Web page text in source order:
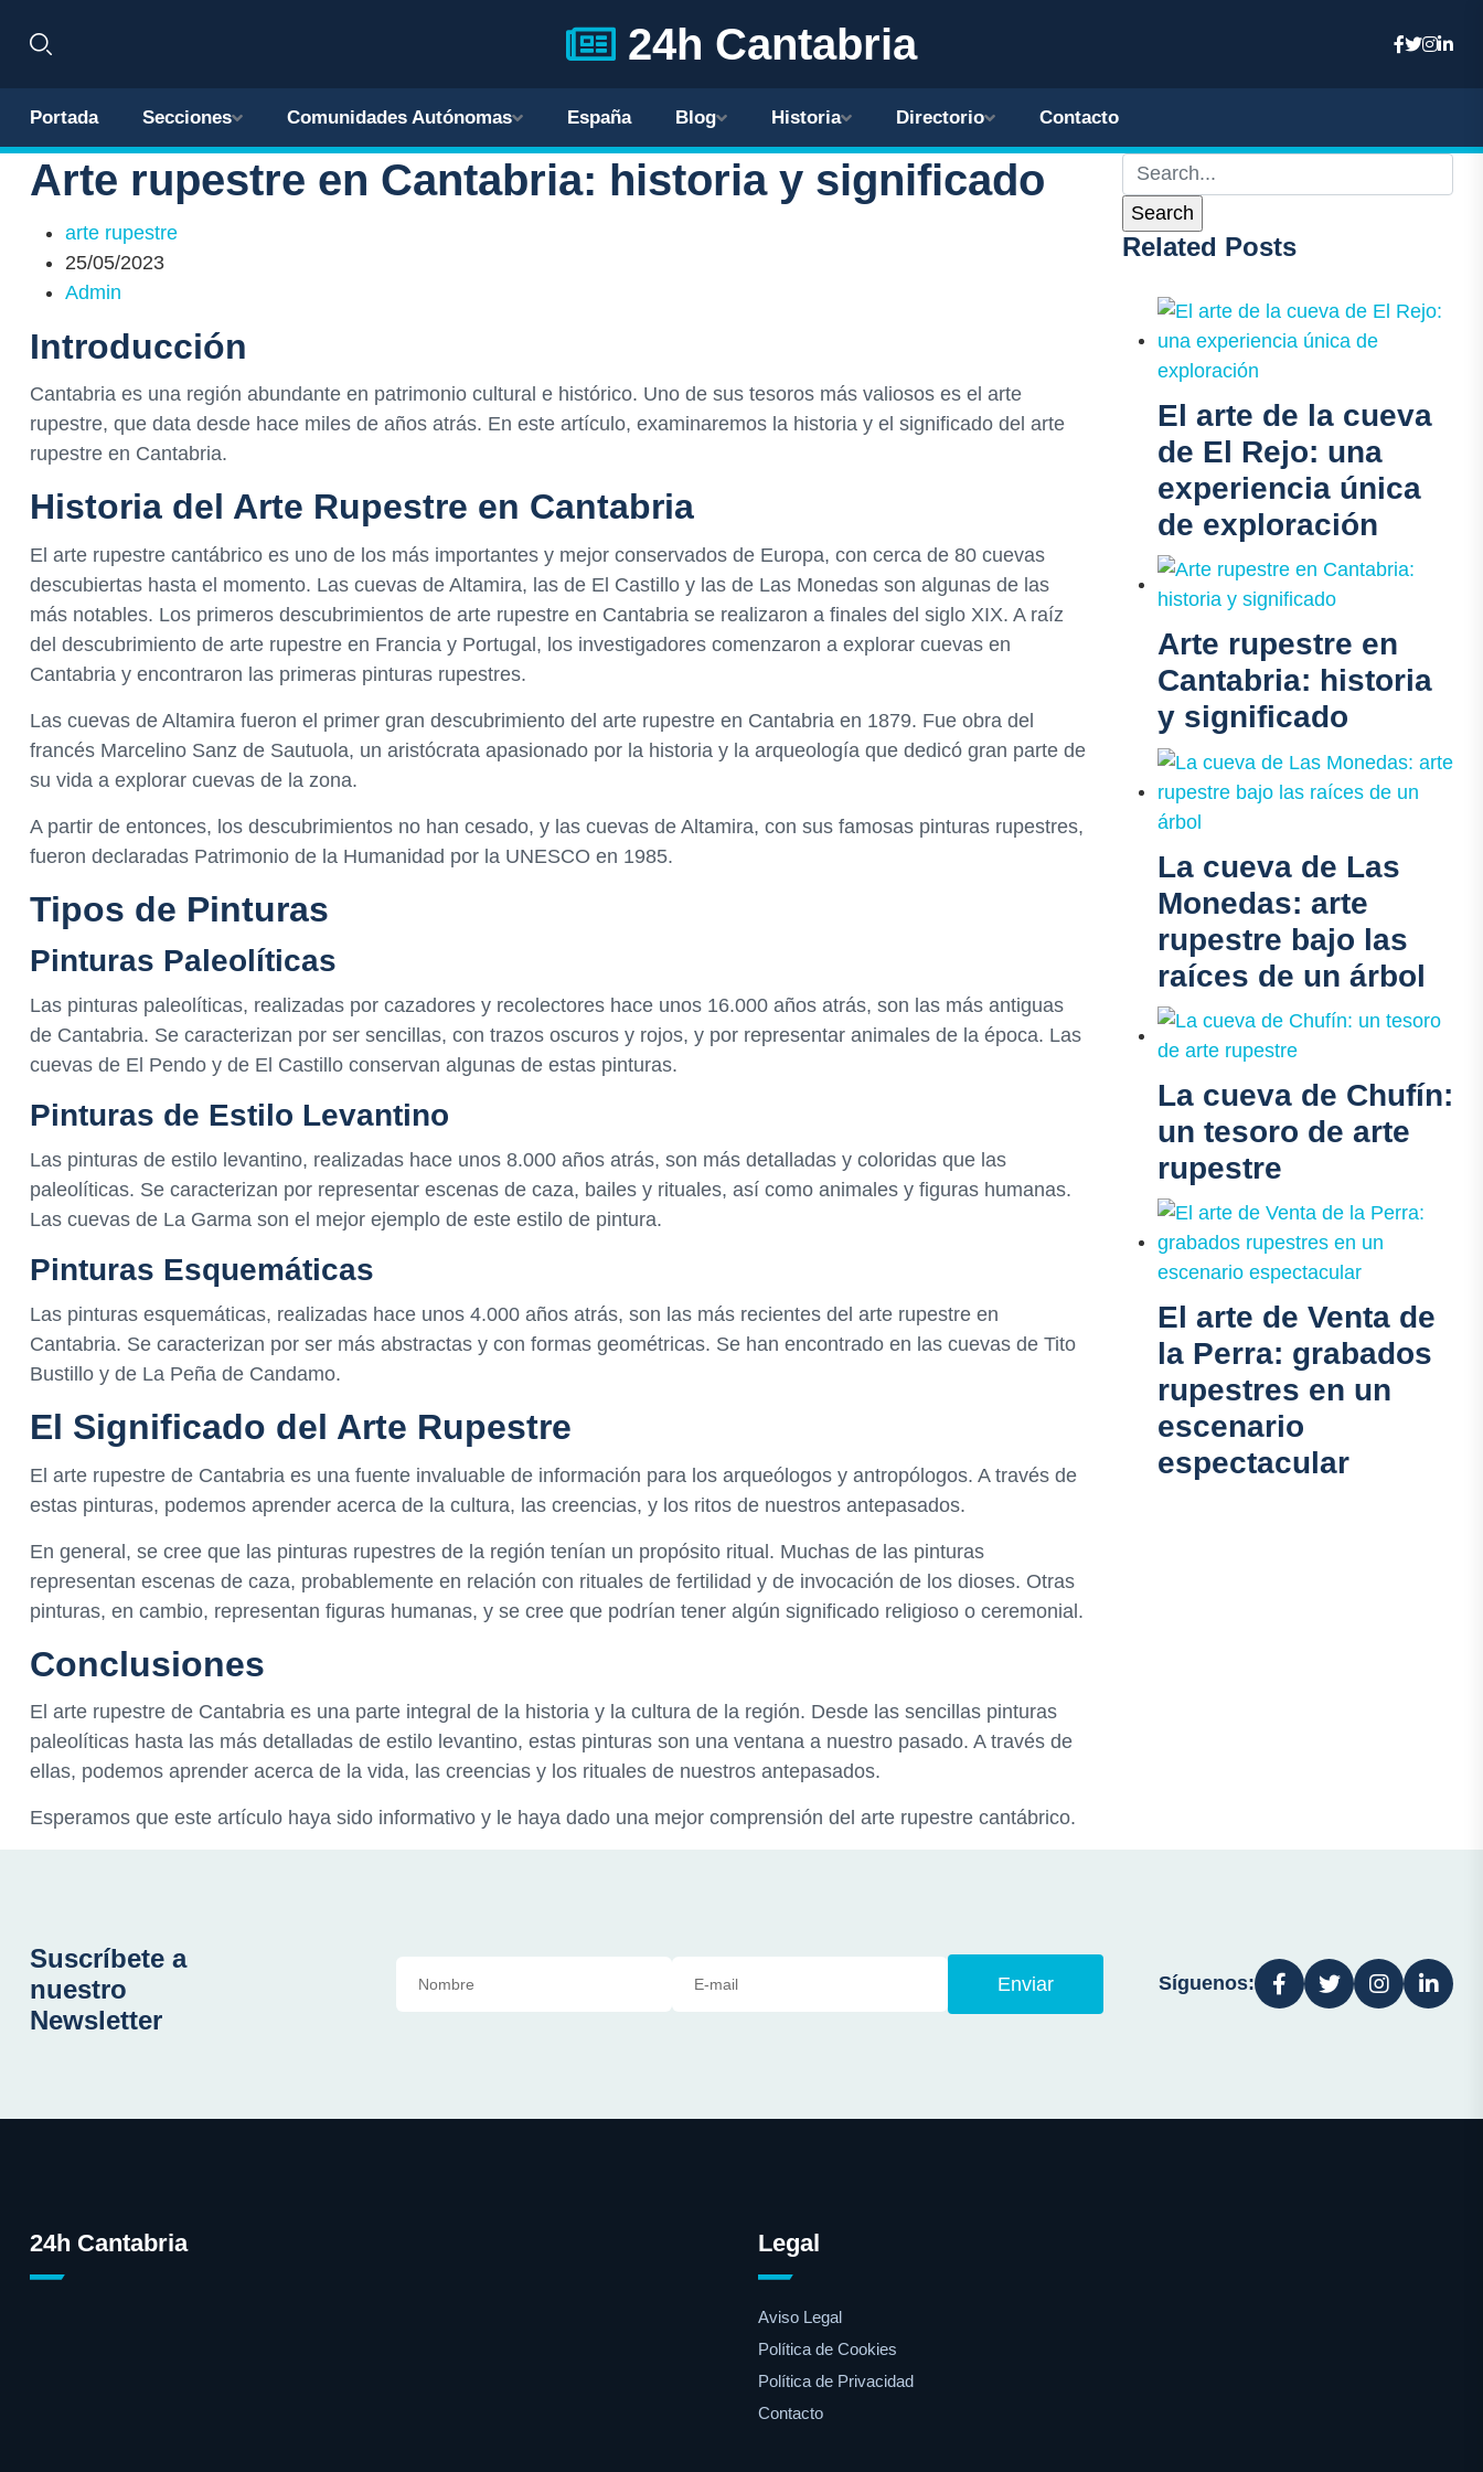
24h Cantabria
Portada Secciones Comunidades Autónomas España Blog Historia Directorio Contacto
Arte rupestre en Cantabria: historia y significado
arte rupestre
25/05/2023
Admin
Introducción
Cantabria es una región abundante en patrimonio cultural e histórico. Uno de sus tesoros más valiosos es el arte
rupestre, que data desde hace miles de años atrás. En este artículo, examinaremos la historia y el significado del arte
rupestre en Cantabria.
Historia del Arte Rupestre en Cantabria
El arte rupestre cantábrico es uno de los más importantes y mejor conservados de Europa, con cerca de 80 cuevas
descubiertas hasta el momento. Las cuevas de Altamira, las de El Castillo y las de Las Monedas son algunas de las
más notables. Los primeros descubrimientos de arte rupestre en Cantabria se realizaron a finales del siglo XIX. A raíz
del descubrimiento de arte rupestre en Francia y Portugal, los investigadores comenzaron a explorar cuevas en
Cantabria y encontraron las primeras pinturas rupestres.
Las cuevas de Altamira fueron el primer gran descubrimiento del arte rupestre en Cantabria en 1879. Fue obra del
francés Marcelino Sanz de Sautuola, un aristócrata apasionado por la historia y la arqueología que dedicó gran parte de
su vida a explorar cuevas de la zona.
A partir de entonces, los descubrimientos no han cesado, y las cuevas de Altamira, con sus famosas pinturas rupestres,
fueron declaradas Patrimonio de la Humanidad por la UNESCO en 1985.
Tipos de Pinturas
Pinturas Paleolíticas
Las pinturas paleolíticas, realizadas por cazadores y recolectores hace unos 16.000 años atrás, son las más antiguas
de Cantabria. Se caracterizan por ser sencillas, con trazos oscuros y rojos, y por representar animales de la época. Las
cuevas de El Pendo y de El Castillo conservan algunas de estas pinturas.
Pinturas de Estilo Levantino
Las pinturas de estilo levantino, realizadas hace unos 8.000 años atrás, son más detalladas y coloridas que las
paleolíticas. Se caracterizan por representar escenas de caza, bailes y rituales, así como animales y figuras humanas.
Las cuevas de La Garma son el mejor ejemplo de este estilo de pintura.
Pinturas Esquemáticas
Las pinturas esquemáticas, realizadas hace unos 4.000 años atrás, son las más recientes del arte rupestre en
Cantabria. Se caracterizan por ser más abstractas y con formas geométricas. Se han encontrado en las cuevas de Tito
Bustillo y de La Peña de Candamo.
El Significado del Arte Rupestre
El arte rupestre de Cantabria es una fuente invaluable de información para los arqueólogos y antropólogos. A través de
estas pinturas, podemos aprender acerca de la cultura, las creencias, y los ritos de nuestros antepasados.
En general, se cree que las pinturas rupestres de la región tenían un propósito ritual. Muchas de las pinturas
representan escenas de caza, probablemente en relación con rituales de fertilidad y de invocación de los dioses. Otras
pinturas, en cambio, representan figuras humanas, y se cree que podrían tener algún significado religioso o ceremonial.
Conclusiones
El arte rupestre de Cantabria es una parte integral de la historia y la cultura de la región. Desde las sencillas pinturas
paleolíticas hasta las más detalladas de estilo levantino, estas pinturas son una ventana a nuestro pasado. A través de
ellas, podemos aprender acerca de la vida, las creencias y los rituales de nuestros antepasados.
Esperamos que este artículo haya sido informativo y le haya dado una mejor comprensión del arte rupestre cantábrico.
Related Posts
El arte de la cueva
de El Rejo: una
experiencia única
de exploración
Arte rupestre en
Cantabria: historia
y significado
La cueva de Las
Monedas: arte
rupestre bajo las
raíces de un árbol
La cueva de Chufín:
un tesoro de arte
rupestre
El arte de Venta de
la Perra: grabados
rupestres en un
escenario
espectacular
Suscríbete a
nuestro
Newsletter
Enviar Síguenos:
24h Cantabria Legal
Aviso Legal
Política de Cookies
Política de Privacidad
Contacto